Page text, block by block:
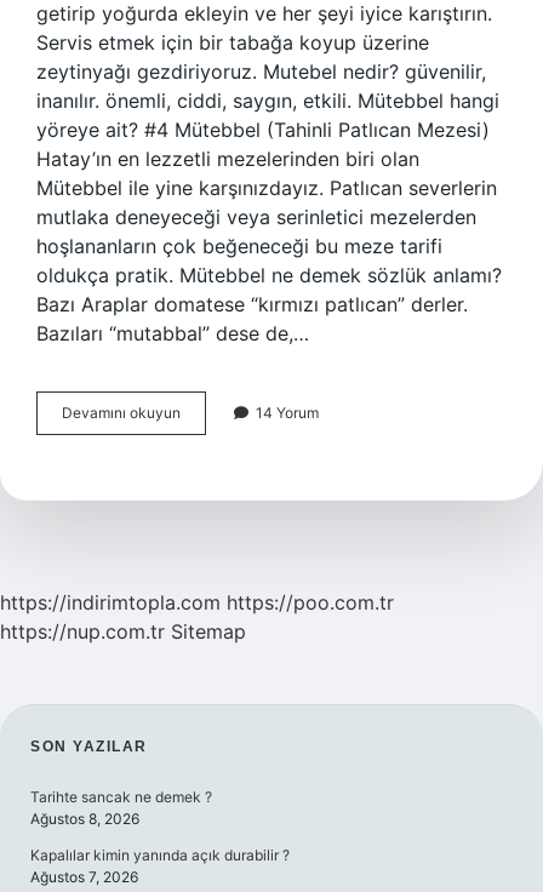
getirip yoğurda ekleyin ve her şeyi iyice karıştırın.
Servis etmek için bir tabağa koyup üzerine
zeytinyağı gezdiriyoruz. Mutebel nedir? güvenilir,
inanılır. önemli, ciddi, saygın, etkili. Mütebbel hangi
yöreye ait? #4 Mütebbel (Tahinli Patlıcan Mezesi)
Hatay’ın en lezzetli mezelerinden biri olan
Mütebbel ile yine karşınızdayız. Patlıcan severlerin
mutlaka deneyeceği veya serinletici mezelerden
hoşlananların çok beğeneceği bu meze tarifi
oldukça pratik. Mütebbel ne demek sözlük anlamı?
Bazı Araplar domatese “kırmızı patlıcan” derler.
Bazıları “mutabbal” dese de,…
Devamını okuyun Mütebber
Nedir
14 Yorum
https://indirimtopla.com https://poo.com.tr
https://nup.com.tr Sitemap
SIDEBAR
SON YAZILAR
Tarihte sancak ne demek ?
Ağustos 8, 2026
Kapalılar kimin yanında açık durabilir ?
Ağustos 7, 2026